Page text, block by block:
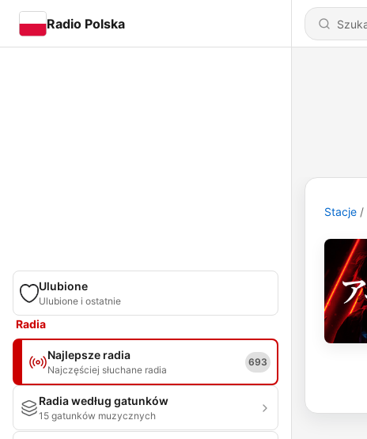
Radio Polska
Ulubione
Ulubione i ostatnie
Radia
Najlepsze radia
Najczęściej słuchane radia
693
Radia według gatunków
15 gatunków muzycznych
Stacje